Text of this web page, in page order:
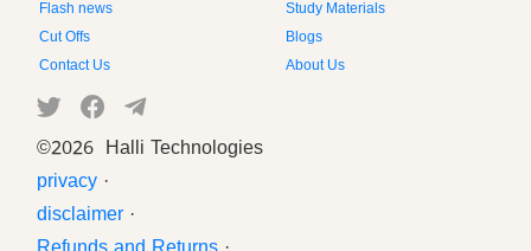
Flash news
Study Materials
Cut Offs
Blogs
Contact Us
About Us
©2026 Halli Technologies
privacy ·
disclaimer ·